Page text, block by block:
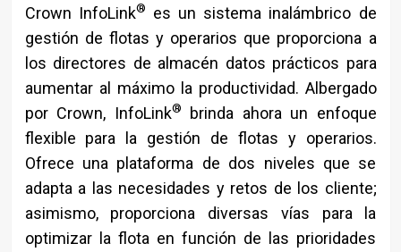
Crown InfoLink®
es un sistema inalámbrico de
gestión de flotas y operarios que proporciona a
los directores de almacén datos prácticos para
aumentar al máximo la productividad. Albergado
por Crown, InfoLink®
brinda ahora un enfoque
flexible para la gestión de flotas y operarios.
Ofrece una plataforma de dos niveles que se
adapta a las necesidades y retos de los cliente;
asimismo, proporciona diversas vías para la
optimizar la flota en función de las prioridades